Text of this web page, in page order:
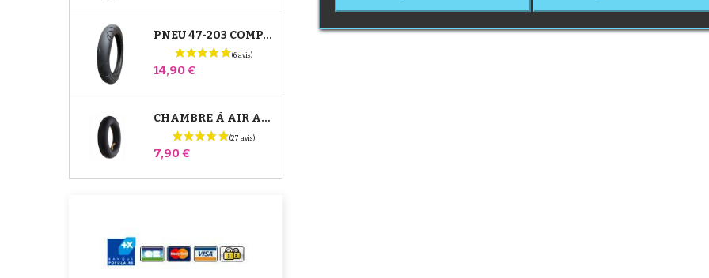
PNEU 47-203 COMPATIBLE POUSSETTE BUGABOO DONKEY - POUR ROUE ARRIÈRE
Prix
14,90 €
CHAMBRE À AIR ARRIÈRE POUSSETTE WHIZZ RED CASTLE
Prix
7,90 €